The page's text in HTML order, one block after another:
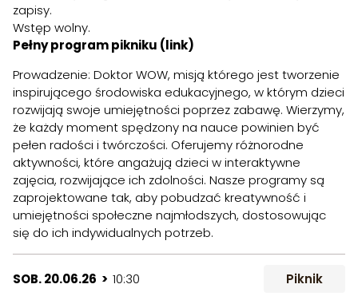
zapisy.
Wstęp wolny.
Pełny program pikniku (link)
Prowadzenie: Doktor WOW, misją którego jest tworzenie
inspirującego środowiska edukacyjnego, w którym dzieci
rozwijają swoje umiejętności poprzez zabawę. Wierzymy,
że każdy moment spędzony na nauce powinien być
pełen radości i twórczości. Oferujemy różnorodne
aktywności, które angażują dzieci w interaktywne
zajęcia, rozwijające ich zdolności. Nasze programy są
zaprojektowane tak, aby pobudzać kreatywność i
umiejętności społeczne najmłodszych, dostosowując
się do ich indywidualnych potrzeb.
SOB. 20.06.26 > 10:30 Piknik